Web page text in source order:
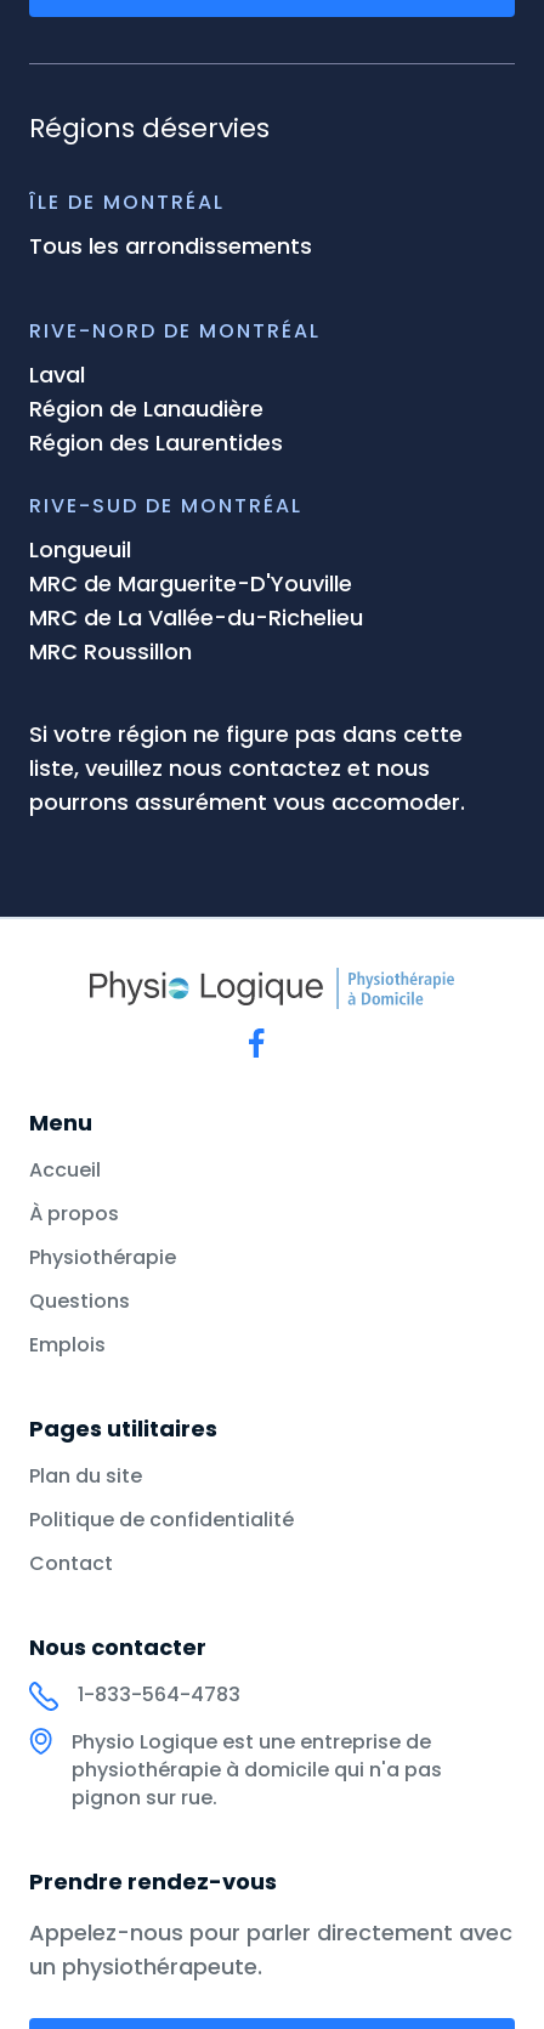
Régions déservies
ÎLE DE MONTRÉAL
Tous les arrondissements
RIVE-NORD DE MONTRÉAL
Laval
Région de Lanaudière
Région des Laurentides
RIVE-SUD DE MONTRÉAL
Longueuil
MRC de Marguerite-D'Youville
MRC de La Vallée-du-Richelieu
MRC Roussillon
Si votre région ne figure pas dans cette
liste, veuillez nous contactez et nous
pourrons assurément vous accomoder.
Menu
Accueil
À propos
Physiothérapie
Questions
Emplois
Pages utilitaires
Plan du site
Politique de confidentialité
Contact
Nous contacter
1-833-564-4783
Physio Logique est une entreprise de
physiothérapie à domicile qui n'a pas
pignon sur rue.
Prendre rendez-vous
Appelez-nous pour parler directement avec
un physiothérapeute.